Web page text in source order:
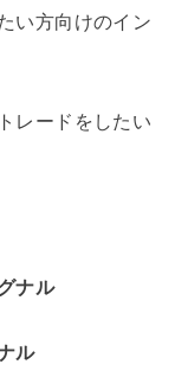
い方向けのイン
レードをしたい
ナル
ル